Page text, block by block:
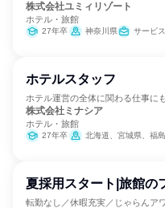
株式会社ユミィリゾート
ホテル・旅館
27年卒 神奈川県 サービ
ホテルスタッフ
ホテル運営の全体に関わる仕事に
株式会社ミナシア
ホテル・旅館
27年卒 北海道、宮城県、福島県、茨城県、東京都、神奈川県、石川県、愛知県、京都府、大阪府、兵庫県
夏採用スタート|旅館の
転勤なし／休暇充実／じゃらんア